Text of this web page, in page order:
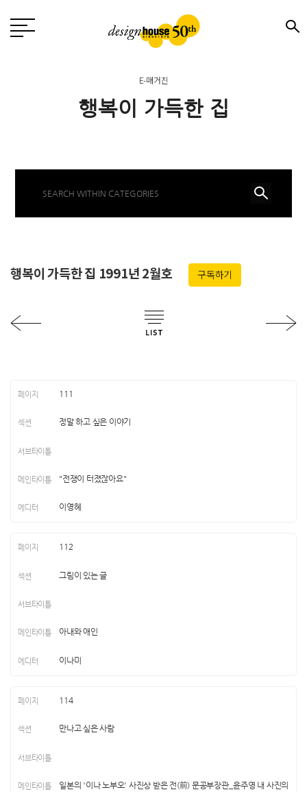
E-매거진
행복이 가득한 집
행복이 가득한 집 1991년 2월호 구독하기
111
정말 하고 싶은 이야기
"전쟁이 터졌잖아요"
이영혜
112
그림이 있는 글
아내와 애인
이나미
114
만나고 싶은 사람
일본의 '이나 노부오' 사진상 받은 전(前) 문공부장관_윤주영 내 사진의